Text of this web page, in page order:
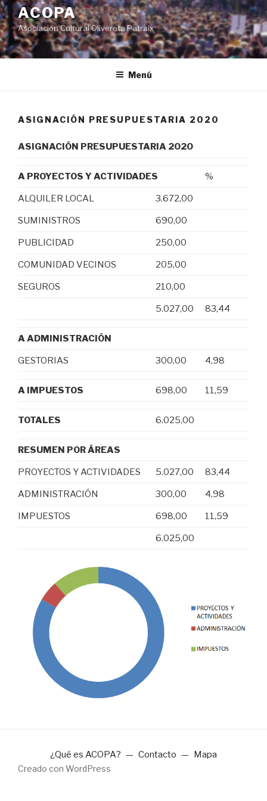
al
contenido
ACOPA
Asociación Cultural Olivereta Patraix
Menú
ASIGNACIÓN PRESUPUESTARIA 2020
ASIGNACIÓN PRESUPUESTARIA 2020
A PROYECTOS Y ACTIVIDADES %
ALQUILER LOCAL 3.672,00
SUMINISTROS 690,00
PUBLICIDAD 250,00
COMUNIDAD VECINOS 205,00
SEGUROS 210,00
5.027,00 83,44
A ADMINISTRACIÓN
GESTORIAS 300,00 4,98
A IMPUESTOS 698,00 11,59
TOTALES 6.025,00
RESUMEN POR ÁREAS
PROYECTOS Y ACTIVIDADES 5.027,00 83,44
ADMINISTRACIÓN 300,00 4,98
IMPUESTOS 698,00 11,59
6.025,00
¿Qué es ACOPA? Contacto Mapa
Creado con WordPress